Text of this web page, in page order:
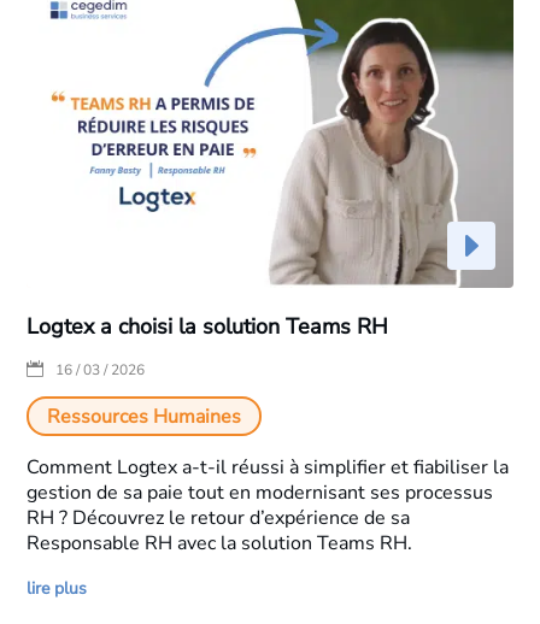
Logtex a choisi la solution Teams RH
16 / 03 / 2026
Ressources Humaines
Comment Logtex a-t-il réussi à simplifier et fiabiliser la
gestion de sa paie tout en modernisant ses processus
RH ? Découvrez le retour d’expérience de sa
Responsable RH avec la solution Teams RH.
lire plus